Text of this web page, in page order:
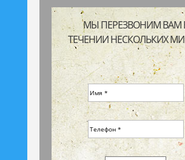
МЫ ПЕРЕЗВОНИМ ВАМ
ТЕЧЕНИИ НЕСКОЛЬКИХ